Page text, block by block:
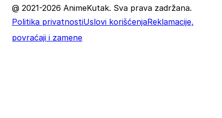
@ 2021-2026 AnimeKutak. Sva prava zadržana.
Politika privatnostiUslovi korišćenjaReklamacije,
povraćaji i zamene